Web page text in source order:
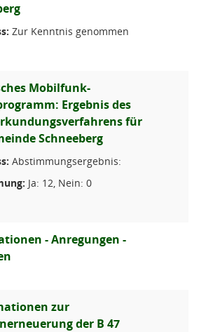
Zur Kenntnis genommen
Mobilfunk-
Ergebnis des
für
Schneeberg
Abstimmungsergebnis:
Ja: 12, Nein: 0
- Anregungen -
zur
der B 47